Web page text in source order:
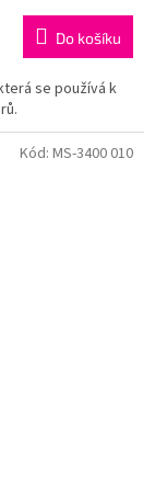
Do košíku
se používá k
Kód: MS-3400 010